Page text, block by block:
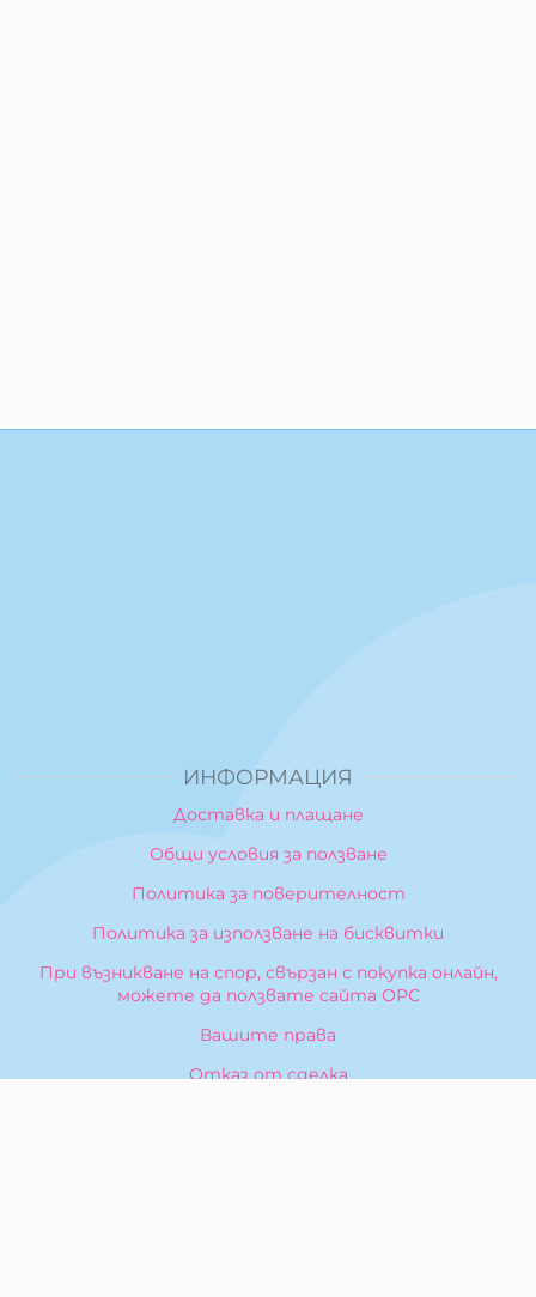
ИНФОРМАЦИЯ
Доставка и плащане
Общи условия за ползване
Политика за поверителност
Политика за използване на бисквитки
При възникване на спор, свързан с покупка онлайн,
можете да ползвате сайта ОРС
Вашите права
Отказ от сделка